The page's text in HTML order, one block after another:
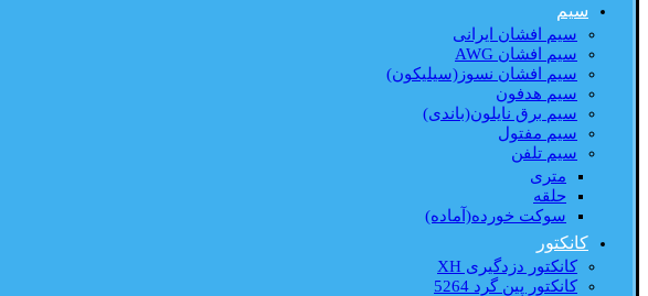
سیم
سیم افشان ایرانی
سیم افشان AWG
سیم افشان نسوز(سیلیکون)
سیم هدفون
سیم برق نایلون(باندی)
سیم مفتول
سیم تلفن
متری
حلقه
سوکت خورده(آماده)
کانکتور
کانکتور دزدگیری XH
کانکتور پین گرد 5264